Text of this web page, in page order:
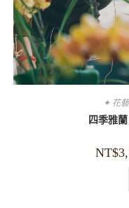
✦ 花
四季雅
NT$